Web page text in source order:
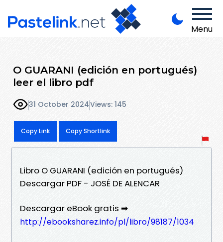
Menu
O GUARANI (edición en portugués)
leer el libro pdf
31 October 2024Views: 145
Copy Link Copy Shortlink
Libro O GUARANI (edición en portugués)
Descargar PDF - JOSÉ DE ALENCAR
Descargar eBook gratis ➡
http://ebooksharez.info/pl/libro/98187/1034